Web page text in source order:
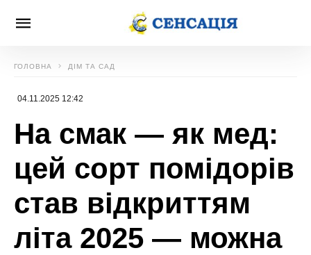
ГОЛОВНА ДІМ ТА САД
04.11.2025 12:42
На смак — як мед:
цей сорт помідорів
став відкриттям
літа 2025 — можна